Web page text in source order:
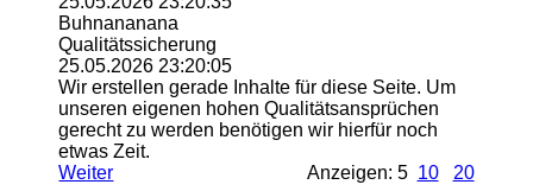
Buhnananana
Qualitätssicherung
25.05.2026 23:20:05
Wir erstellen gerade Inhalte für diese Seite. Um
unseren eigenen hohen Qualitätsansprüchen
gerecht zu werden benötigen wir hierfür noch
etwas Zeit.
Weiter
Anzeigen: 5 10 20